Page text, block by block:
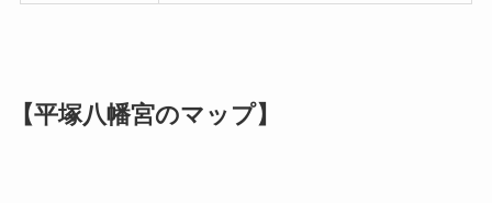
【平塚八幡宮のマップ】